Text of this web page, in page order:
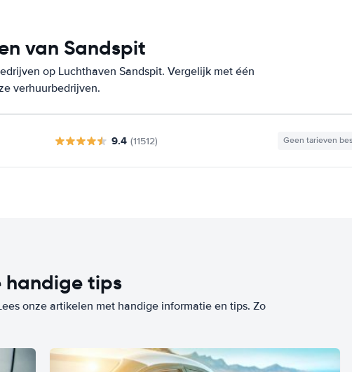
van Sandspit
op Luchthaven Sandspit. Vergelijk met één
verhuurbedrijven.
9.4 (11512) Geen tarieven
handige tips
onze artikelen met handige informatie en tips. Zo